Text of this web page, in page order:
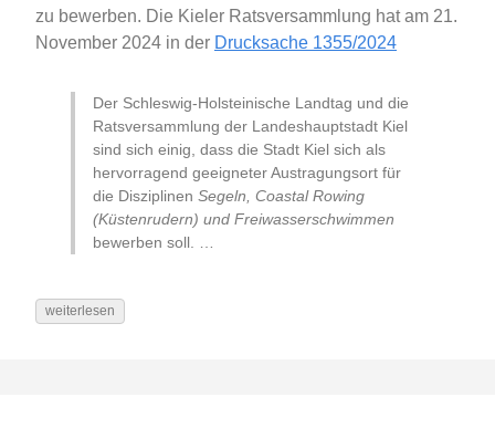
zu bewerben. Die Kieler Ratsversammlung hat am 21.
November 2024 in der Drucksache 1355/2024
Der Schleswig-Holsteinische Landtag und die
Ratsversammlung der Landeshauptstadt Kiel
sind sich einig, dass die Stadt Kiel sich als
hervorragend geeigneter Austragungsort für
die Disziplinen Segeln, Coastal Rowing
(Küstenrudern) und Freiwasserschwimmen
bewerben soll. …
weiterlesen